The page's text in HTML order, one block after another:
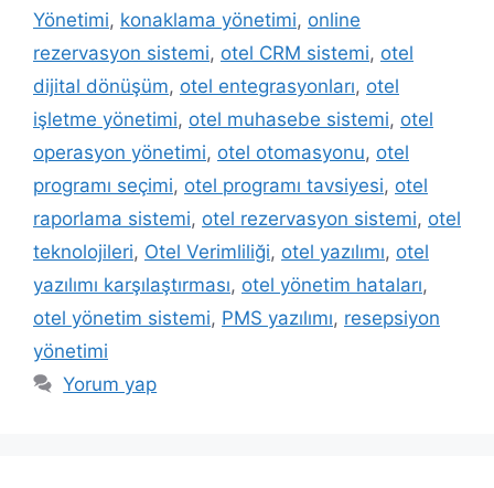
Yönetimi, konaklama yönetimi, online
rezervasyon sistemi, otel CRM sistemi, otel
dijital dönüşüm, otel entegrasyonları, otel
işletme yönetimi, otel muhasebe sistemi, otel
operasyon yönetimi, otel otomasyonu, otel
programı seçimi, otel programı tavsiyesi, otel
raporlama sistemi, otel rezervasyon sistemi, otel
teknolojileri, Otel Verimliliği, otel yazılımı, otel
yazılımı karşılaştırması, otel yönetim hataları,
otel yönetim sistemi, PMS yazılımı, resepsiyon
yönetimi
Yorum yap